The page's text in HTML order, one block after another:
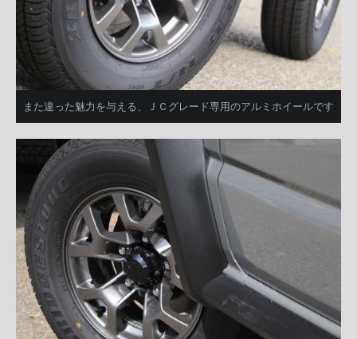
また違った魅力を与える、ＪＣグレード専用のアルミホイールです